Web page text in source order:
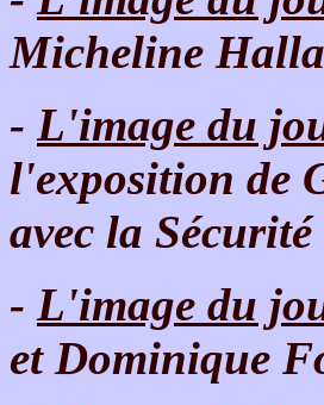
Micheline
- L'image du
l'exposition de
avec la Sécurité
- L'image du
et Dominique